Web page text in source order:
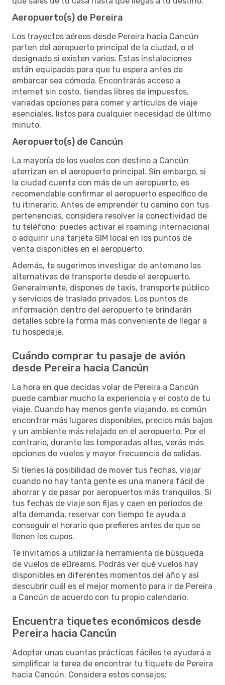
Aeropuerto(s) de Pereira
Los trayectos aéreos desde Pereira hacia Cancún
parten del aeropuerto principal de la ciudad, o el
designado si existen varios. Estas instalaciones
están equipadas para que tu espera antes de
embarcar sea cómoda. Encontrarás acceso a
internet sin costo, tiendas libres de impuestos,
variadas opciones para comer y artículos de viaje
esenciales, listos para cualquier necesidad de último
minuto.
Aeropuerto(s) de Cancún
La mayoría de los vuelos con destino a Cancún
aterrizan en el aeropuerto principal. Sin embargo, si
la ciudad cuenta con más de un aeropuerto, es
recomendable confirmar el aeropuerto específico de
tu itinerario. Antes de emprender tu camino con tus
pertenencias, considera resolver la conectividad de
tu teléfono; puedes activar el roaming internacional
o adquirir una tarjeta SIM local en los puntos de
venta disponibles en el aeropuerto.
Además, te sugerimos investigar de antemano las
alternativas de transporte desde el aeropuerto.
Generalmente, dispones de taxis, transporte público
y servicios de traslado privados. Los puntos de
información dentro del aeropuerto te brindarán
detalles sobre la forma más conveniente de llegar a
tu hospedaje.
Cuándo comprar tu pasaje de avión
desde Pereira hacia Cancún
La hora en que decidas volar de Pereira a Cancún
puede cambiar mucho la experiencia y el costo de tu
viaje. Cuando hay menos gente viajando, es común
encontrar más lugares disponibles, precios más bajos
y un ambiente más relajado en el aeropuerto. Por el
contrario, durante las temporadas altas, verás más
opciones de vuelos y mayor frecuencia de salidas.
Si tienes la posibilidad de mover tus fechas, viajar
cuando no hay tanta gente es una manera fácil de
ahorrar y de pasar por aeropuertos más tranquilos. Si
tus fechas de viaje son fijas y caen en periodos de
alta demanda, reservar con tiempo te ayuda a
conseguir el horario que prefieres antes de que se
llenen los cupos.
Te invitamos a utilizar la herramienta de búsqueda
de vuelos de eDreams. Podrás ver qué vuelos hay
disponibles en diferentes momentos del año y así
descubrir cuál es el mejor momento para ir de Pereira
a Cancún de acuerdo con tu propio calendario.
Encuentra tiquetes económicos desde
Pereira hacia Cancún
Adoptar unas cuantas prácticas fáciles te ayudará a
simplificar la tarea de encontrar tu tiquete de Pereira
hacia Cancún. Considera estos consejos: